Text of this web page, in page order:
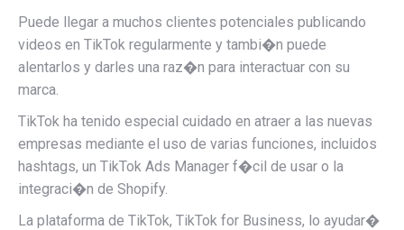
Puede llegar a muchos clientes potenciales publicando
videos en TikTok regularmente y tambi�n puede
alentarlos y darles una raz�n para interactuar con su
marca.
TikTok ha tenido especial cuidado en atraer a las nuevas
empresas mediante el uso de varias funciones, incluidos
hashtags, un TikTok Ads Manager f�cil de usar o la
integraci�n de Shopify.
La plataforma de TikTok, TikTok for Business, lo ayudar�